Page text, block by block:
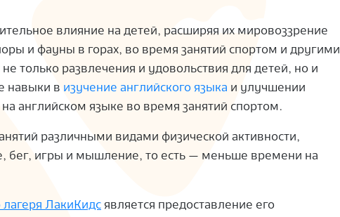
влияние на детей, расширяя их мировоззрение
и фауны в горах, во время занятий спортом и другими
только развлечения и удовольствия для детей, но и
навыки в изучение английского языка и улучшении
английском языке во время занятий спортом.
различными видами физической активности,
бег, игры и мышление, то есть — меньше времени на
лагеря ЛакиКидс является предоставление его